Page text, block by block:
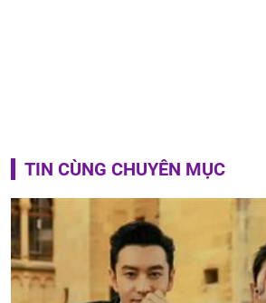
TIN CÙNG CHUYÊN MỤC